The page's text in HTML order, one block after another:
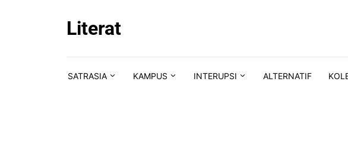
Literat
SATRASIA KAMPUS INTERUPSI ALTERNATIF